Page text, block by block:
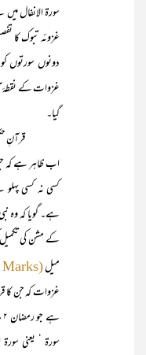
سورۃ الانفال
غزوئہ تبوک کا
دونوں سورتوں
غزوات کے نقطۂ
گیا۔
قرآنِ حکیم
اب ظاہر ہے کہ
کسی نہ کسی
ہے۔ گویا کہ وہ
کے مشن کی
میل(Land Marks)
غزوات کہ جن کا
سورۃ ‘ یعنی